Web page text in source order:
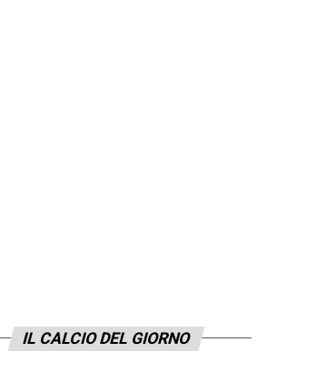
IL CALCIO DEL GIORNO